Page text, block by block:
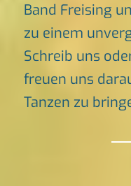
Band Freising
zu einem
Schreib uns
freuen uns
Tanzen zu